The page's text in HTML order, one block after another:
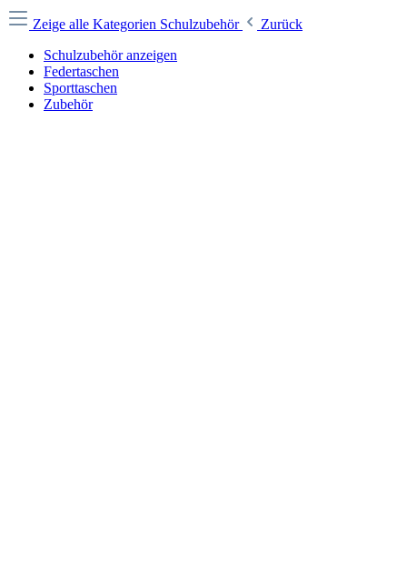
Zeige alle Kategorien Schulzubehör
Zurück
Schulzubehör anzeigen
Federtaschen
Sporttaschen
Zubehör